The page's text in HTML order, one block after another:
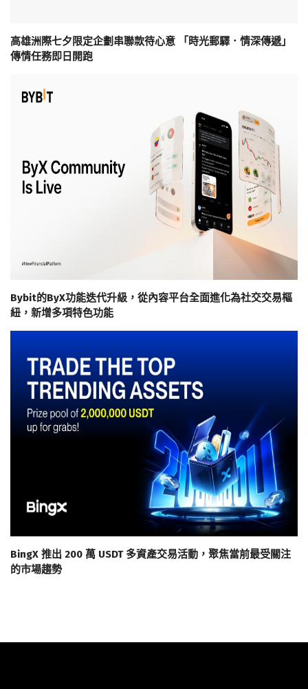
高雄洲際七夕限定企劃串聯款待心意 「時光郵驛．情深傳遞」
傳情任務即日開跑
Bybit的ByX功能迭代升級，從內容平台全面進化為社交交易樞
紐，新增多項特色功能
BingX 推出 200 萬 USDT 多資產交易活動，聚焦當前最受關注
的市場趨勢